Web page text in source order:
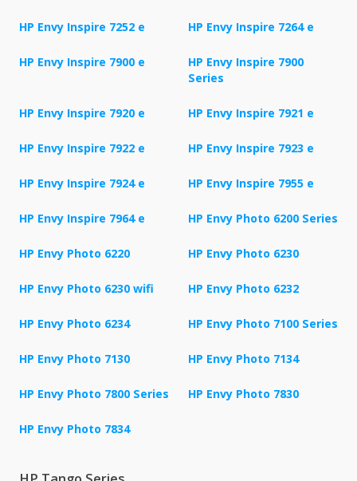
HP Envy Inspire 7252 e HP Envy Inspire 7264 e
HP Envy Inspire 7900 e
HP Envy Inspire 7900
Series
HP Envy Inspire 7920 e HP Envy Inspire 7921 e
HP Envy Inspire 7922 e HP Envy Inspire 7923 e
HP Envy Inspire 7924 e HP Envy Inspire 7955 e
HP Envy Inspire 7964 e HP Envy Photo 6200 Series
HP Envy Photo 6220 HP Envy Photo 6230
HP Envy Photo 6230 wifi HP Envy Photo 6232
HP Envy Photo 6234 HP Envy Photo 7100 Series
HP Envy Photo 7130 HP Envy Photo 7134
HP Envy Photo 7800 Series HP Envy Photo 7830
HP Envy Photo 7834